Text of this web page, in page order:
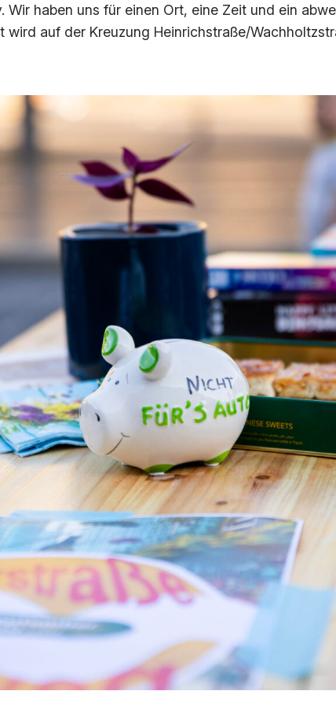
haben uns für einen Ort, eine Zeit und ein
auf der Kreuzung Heinrichstraße/